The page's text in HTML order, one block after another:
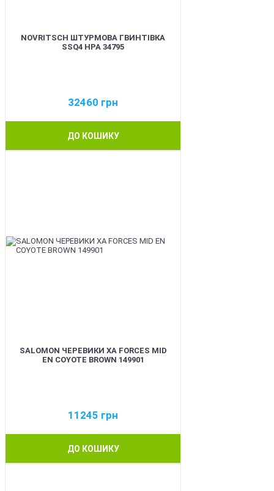
NOVRITSCH ШТУРМОВА ГВИНТІВКА
SSQ4 HPA 34795
32460 грн
ДО КОШИКУ
SALOMON ЧЕРЕВИКИ XA FORCES MID
EN COYOTE BROWN 149901
11245 грн
ДО КОШИКУ